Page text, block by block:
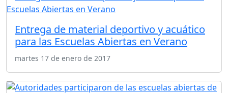
Entrega de material deportivo y acuático
para las Escuelas Abiertas en Verano
martes 17 de enero de 2017